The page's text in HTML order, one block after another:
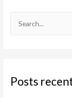
u
Posts